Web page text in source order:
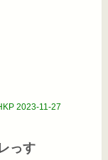
2023-11-27
っす